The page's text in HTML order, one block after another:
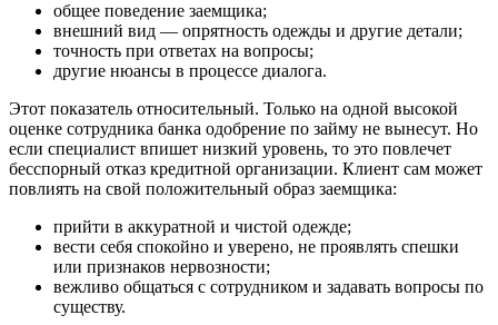
общее поведение заемщика;
внешний вид — опрятность одежды и другие детали;
точность при ответах на вопросы;
другие нюансы в процессе диалога.
Этот показатель относительный. Только на одной высокой
оценке сотрудника банка одобрение по займу не вынесут. Но
если специалист впишет низкий уровень, то это повлечет
бесспорный отказ кредитной организации. Клиент сам может
повлиять на свой положительный образ заемщика:
прийти в аккуратной и чистой одежде;
вести себя спокойно и уверено, не проявлять спешки
или признаков нервозности;
вежливо общаться с сотрудником и задавать вопросы по
существу.